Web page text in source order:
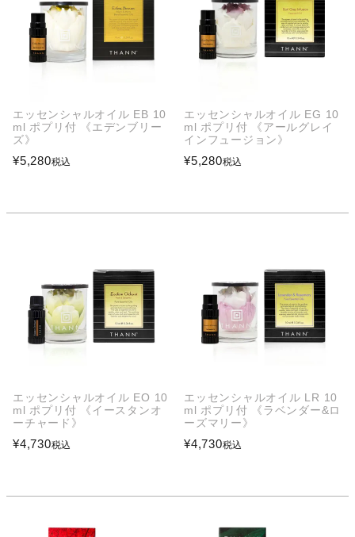
エッセンシャルオイル EB 10
ml ポプリ付 《エデンブリー
ズ》
¥5,280税込
エッセンシャルオイル EG 10
ml ポプリ付 《アールグレイ
インフュージョン》
¥5,280税込
エッセンシャルオイル EO 10
ml ポプリ付 《イースタンオ
ーチャード》
¥4,730税込
エッセンシャルオイル LR 10
ml ポプリ付 《ラベンダー&ロ
ーズマリー》
¥4,730税込